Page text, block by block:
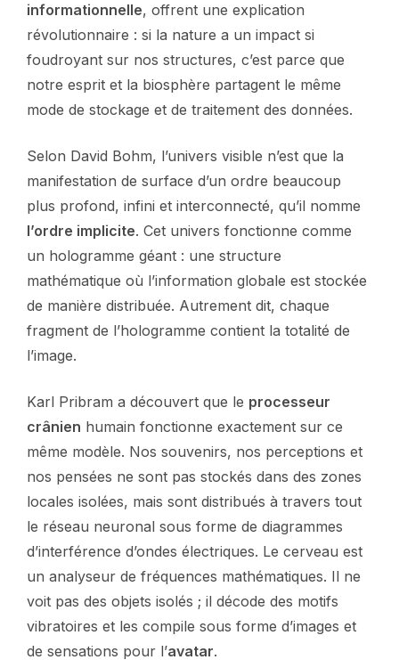
informationnelle, offrent une explication
révolutionnaire : si la nature a un impact si
foudroyant sur nos structures, c’est parce que
notre esprit et la biosphère partagent le même
mode de stockage et de traitement des données.
Selon David Bohm, l’univers visible n’est que la
manifestation de surface d’un ordre beaucoup
plus profond, infini et interconnecté, qu’il nomme
l’ordre implicite. Cet univers fonctionne comme
un hologramme géant : une structure
mathématique où l’information globale est stockée
de manière distribuée. Autrement dit, chaque
fragment de l’hologramme contient la totalité de
l’image.
Karl Pribram a découvert que le processeur
crânien humain fonctionne exactement sur ce
même modèle. Nos souvenirs, nos perceptions et
nos pensées ne sont pas stockés dans des zones
locales isolées, mais sont distribués à travers tout
le réseau neuronal sous forme de diagrammes
d’interférence d’ondes électriques. Le cerveau est
un analyseur de fréquences mathématiques. Il ne
voit pas des objets isolés ; il décode des motifs
vibratoires et les compile sous forme d’images et
de sensations pour l’avatar.